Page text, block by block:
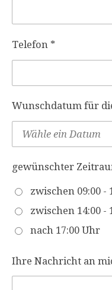
Telefon *
Wunschdatum für
gewünschter
zwischen 09:00 -
zwischen 14:00 -
nach 17:00 Uhr
Ihre Nachricht an